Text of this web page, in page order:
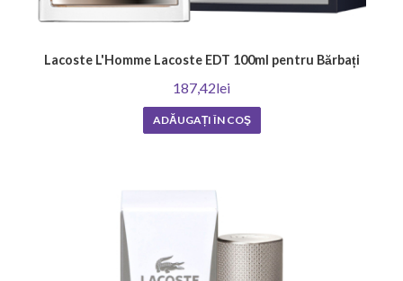
Lacoste L'Homme Lacoste EDT 100ml pentru Bărbați
187,42lei
ADĂUGAȚI ÎN COŞ